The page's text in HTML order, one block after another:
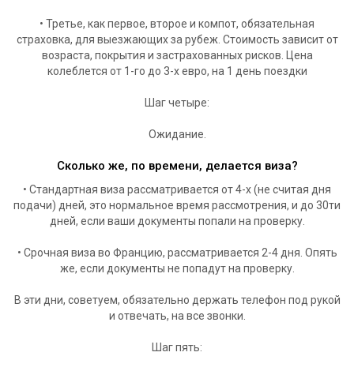
• Третье, как первое, второе и компот, обязательная
страховка, для выезжающих за рубеж. Стоимость зависит от
возраста, покрытия и застрахованных рисков. Цена
колеблется от 1-го до 3-х евро, на 1 день поездки
Шаг четыре:
Ожидание.
Сколько же, по времени, делается виза?
• Стандартная виза рассматривается от 4-х (не считая дня
подачи) дней, это нормальное время рассмотрения, и до 30ти
дней, если ваши документы попали на проверку.
• Срочная виза во Францию, рассматривается 2-4 дня. Опять
же, если документы не попадут на проверку.
В эти дни, советуем, обязательно держать телефон под рукой
и отвечать, на все звонки.
Шаг пять: